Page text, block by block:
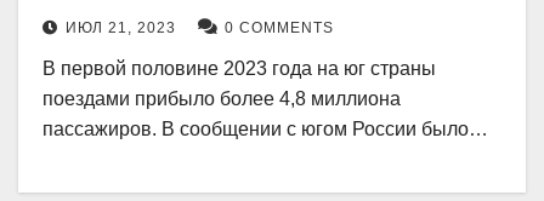
ИЮЛ 21, 2023 0 COMMENTS
В первой половине 2023 года на юг страны
поездами прибыло более 4,8 миллиона
пассажиров. В сообщении с югом России было…